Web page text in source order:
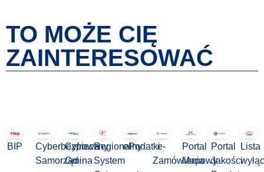
TO MOŻE CIĘ
ZAINTERESOWAĆ
BIP
Cyberbezpieczny
Samorząd
Cyfrowa
Gmina
Regionalny
System
ePodatkie-
Zamówienia
Portal
Mapowy
Portal
Jakości
Lista